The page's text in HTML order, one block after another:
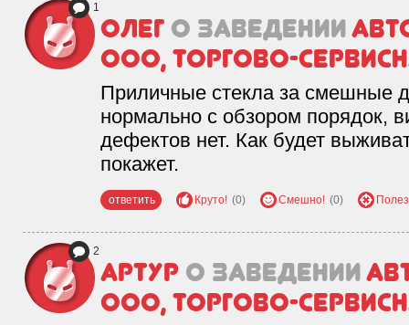
1
Олег о заведении
ООО, торгово-
Приличные стекла за смешные
нормально с обзором порядок,
дефектов нет. Как будет
покажет.
ответить Круто! (0) Смешно! (0)
2
Артур о заведении
ООО, торгово-